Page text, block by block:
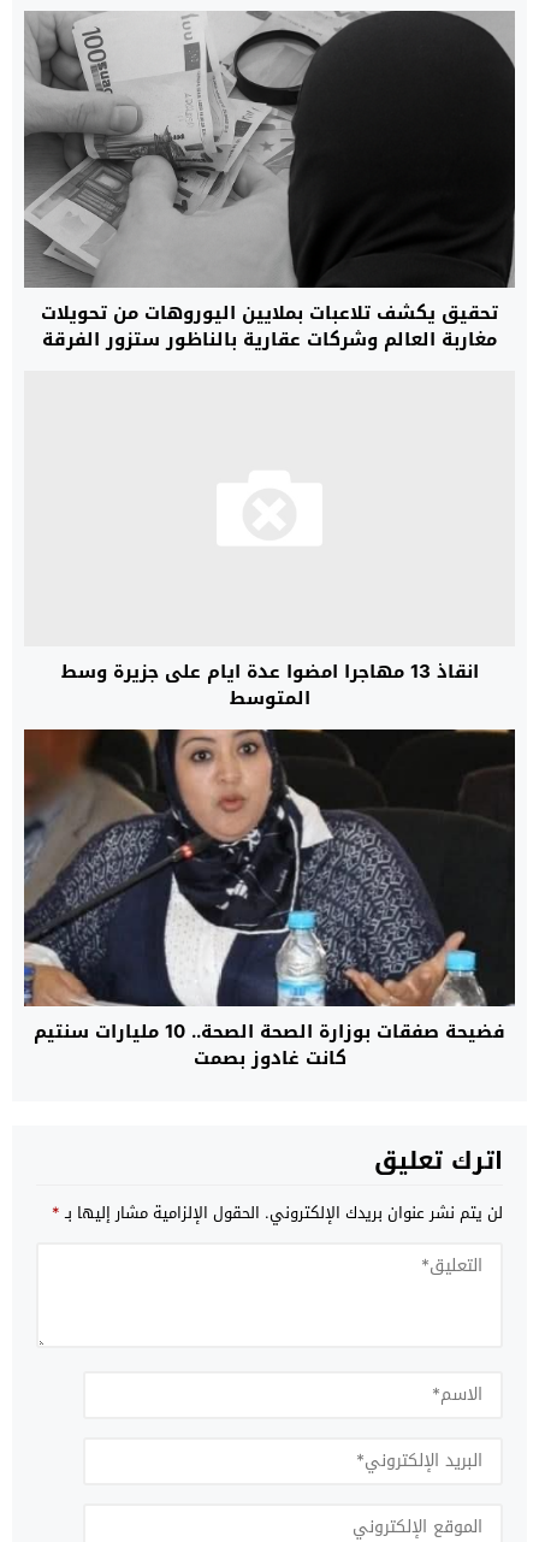
تحقيق يكشف تلاعبات بملايين اليوروهات من تحويلات
مغاربة العالم وشركات عقارية بالناظور ستزور الفرقة
انقاذ 13 مهاجرا امضوا عدة ايام على جزيرة وسط
المتوسط
فضيحة صفقات بوزارة الصحة الصحة.. 10 مليارات سنتيم
كانت غادوز بصمت
اترك تعليق
لن يتم نشر عنوان بريدك الإلكتروني. الحقول الإلزامية مشار إليها بـ*